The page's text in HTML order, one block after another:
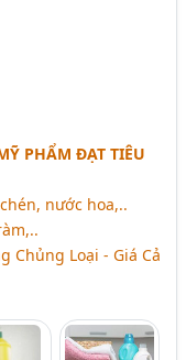
PHẨM ĐẠT TIÊU
nước hoa,..
Chủng Loại - Giá Cả